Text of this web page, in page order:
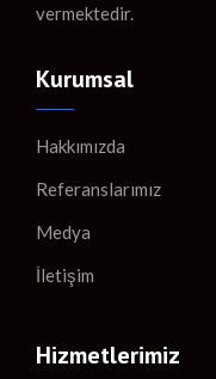
vermektedir.
Kurumsal
Hakkımızda
Referanslarımız
Medya
İletişim
Hizmetlerimiz